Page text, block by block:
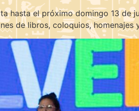
hasta el próximo domingo 13 de
de libros, coloquios,